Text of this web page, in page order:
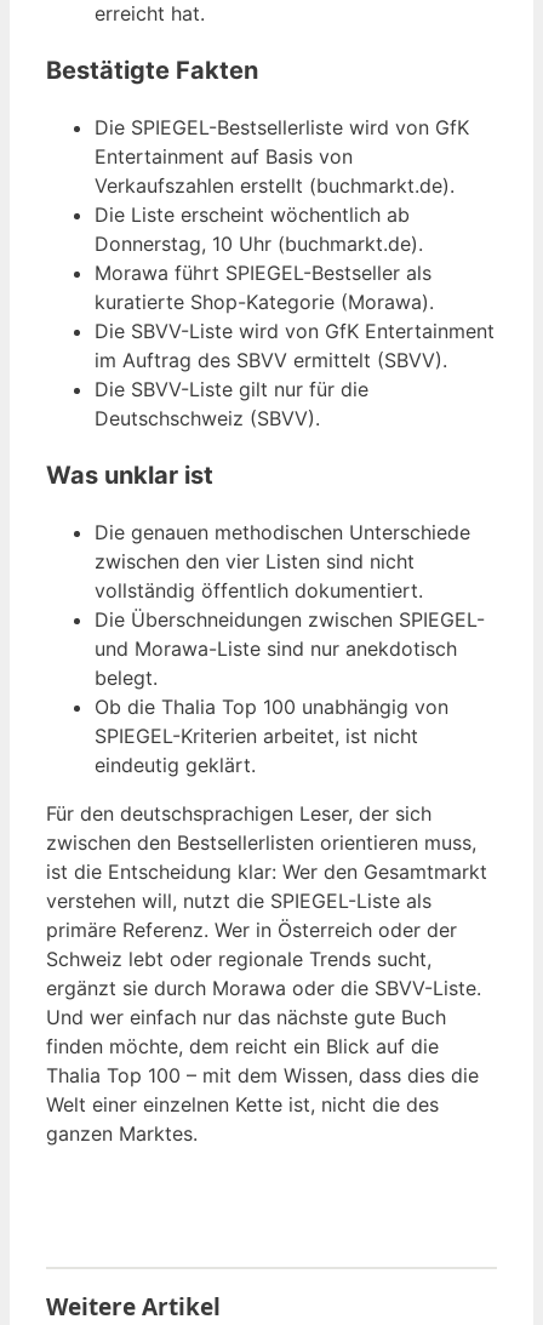
erreicht hat.
Bestätigte Fakten
Die SPIEGEL-Bestsellerliste wird von GfK
Entertainment auf Basis von
Verkaufszahlen erstellt (buchmarkt.de).
Die Liste erscheint wöchentlich ab
Donnerstag, 10 Uhr (buchmarkt.de).
Morawa führt SPIEGEL-Bestseller als
kuratierte Shop-Kategorie (Morawa).
Die SBVV-Liste wird von GfK Entertainment
im Auftrag des SBVV ermittelt (SBVV).
Die SBVV-Liste gilt nur für die
Deutschschweiz (SBVV).
Was unklar ist
Die genauen methodischen Unterschiede
zwischen den vier Listen sind nicht
vollständig öffentlich dokumentiert.
Die Überschneidungen zwischen SPIEGEL-
und Morawa-Liste sind nur anekdotisch
belegt.
Ob die Thalia Top 100 unabhängig von
SPIEGEL-Kriterien arbeitet, ist nicht
eindeutig geklärt.
Für den deutschsprachigen Leser, der sich
zwischen den Bestsellerlisten orientieren muss,
ist die Entscheidung klar: Wer den Gesamtmarkt
verstehen will, nutzt die SPIEGEL-Liste als
primäre Referenz. Wer in Österreich oder der
Schweiz lebt oder regionale Trends sucht,
ergänzt sie durch Morawa oder die SBVV-Liste.
Und wer einfach nur das nächste gute Buch
finden möchte, dem reicht ein Blick auf die
Thalia Top 100 – mit dem Wissen, dass dies die
Welt einer einzelnen Kette ist, nicht die des
ganzen Marktes.
Weitere Artikel